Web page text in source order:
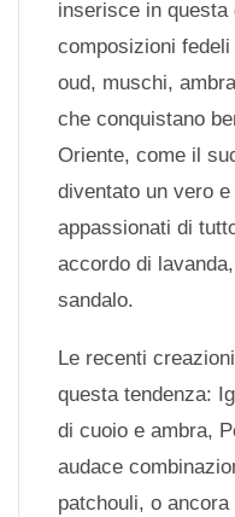
inserisce in
composizioni
oud, muschi,
che conquistano
Oriente, come il
diventato un vero
appassionati di
accordo di
sandalo.
Le recenti
questa tendenza:
di cuoio e ambra,
audace
patchouli, o